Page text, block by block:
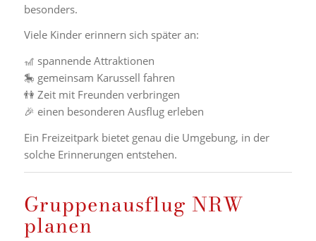
besonders.
Viele Kinder erinnern sich später an:
🎢 spannende Attraktionen
🎠 gemeinsam Karussell fahren
👫 Zeit mit Freunden verbringen
🎉 einen besonderen Ausflug erleben
Ein Freizeitpark bietet genau die Umgebung, in der
solche Erinnerungen entstehen.
Gruppenausflug NRW
planen